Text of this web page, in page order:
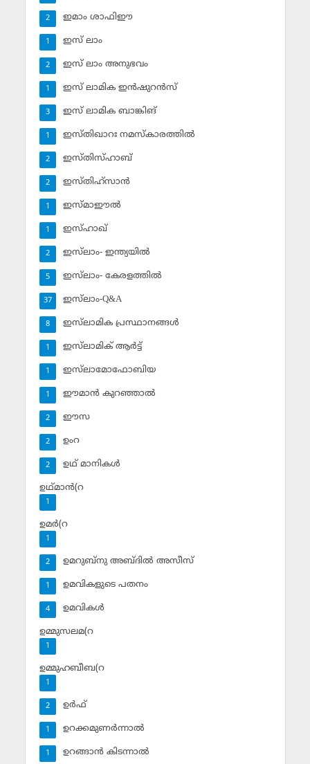
ഇമാം ശാഫിഈ
2
ഇസ് ലാം
1
ഇസ് ലാം അനുഭവം
2
ഇസ് ലാമിക ഇന്‍ഷുറന്‍സ്‌
1
ഇസ് ലാമിക ബാങ്കിങ്‌
3
ഇസ്തിഖാറഃ നമസ്‌കാരത്തില്‍
1
ഇസ്തിസ്ഹാബ്
2
ഇസ്തിഹ്‌സാന്‍
2
ഇസ്മാഈല്‍
1
ഇസ്ഹാഖ്‌
1
ഇസ്‌ലാം- ഇന്ത്യയില്‍
2
ഇസ്‌ലാം- കേരളത്തില്‍
5
ഇസ്‌ലാം-Q&A
37
ഇസ്‌ലാമിക പ്രസ്ഥാനങ്ങള്‍
8
ഇസ്‌ലാമിക് ആര്‍ട്ട്
1
ഇസ്‌ലാമോഫോബിയ
1
ഈമാന്‍ കുറഞ്ഞാല്‍
1
ഈസ
2
ഉംറ
2
ഉഥ് മാനികള്‍
2
ഉഥ്മാന്‍(റ
1
ഉമര്‍(റ
1
ഉമറുബ്‌നു അബ്ദില്‍ അസീസ്‌
2
ഉമവികളുടെ പതനം
1
ഉമവികള്‍
4
ഉമ്മുസലമ(റ
1
ഉമ്മുഹബീബ(റ
1
ഉര്‍ഫ്
2
ഉറക്കമുണര്‍ന്നാല്‍
1
ഉറങ്ങാന്‍ കിടന്നാല്‍
1